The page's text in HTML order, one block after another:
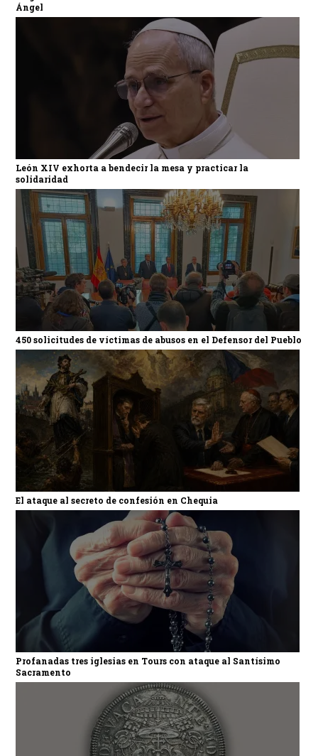
Ángel
León XIV exhorta a bendecir la mesa y practicar la
solidaridad
450 solicitudes de víctimas de abusos en el Defensor del Pueblo
El ataque al secreto de confesión en Chequia
Profanadas tres iglesias en Tours con ataque al Santísimo
Sacramento